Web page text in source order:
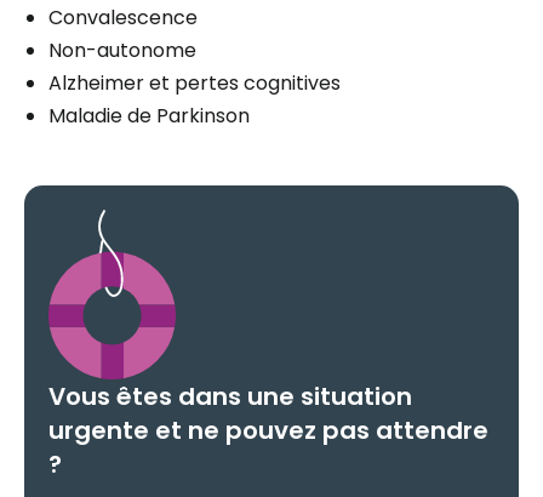
Convalescence
Non-autonome
Alzheimer et pertes cognitives
Maladie de Parkinson
Vous êtes dans une situation
urgente et ne pouvez pas attendre
?